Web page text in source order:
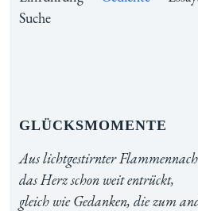
Suche
Glücksmomente
Aus lichtgestirnter
das Herz schon weit entrückt,
gleich wie Gedanken, die zum